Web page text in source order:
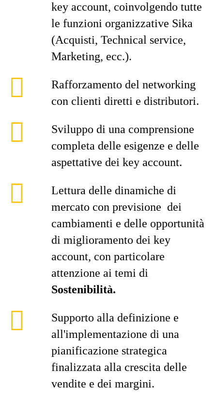
key account, coinvolgendo tutte
le funzioni organizzative Sika
(Acquisti, Technical service,
Marketing, ecc.).
Rafforzamento del networking
con clienti diretti e distributori.
Sviluppo di una comprensione
completa delle esigenze e delle
aspettative dei key account.
Lettura delle dinamiche di
mercato con previsione dei
cambiamenti e delle opportunità
di miglioramento dei key
account, con particolare
attenzione ai temi di
Sostenibilità.
Supporto alla definizione e
all'implementazione di una
pianificazione strategica
finalizzata alla crescita delle
vendite e dei margini.